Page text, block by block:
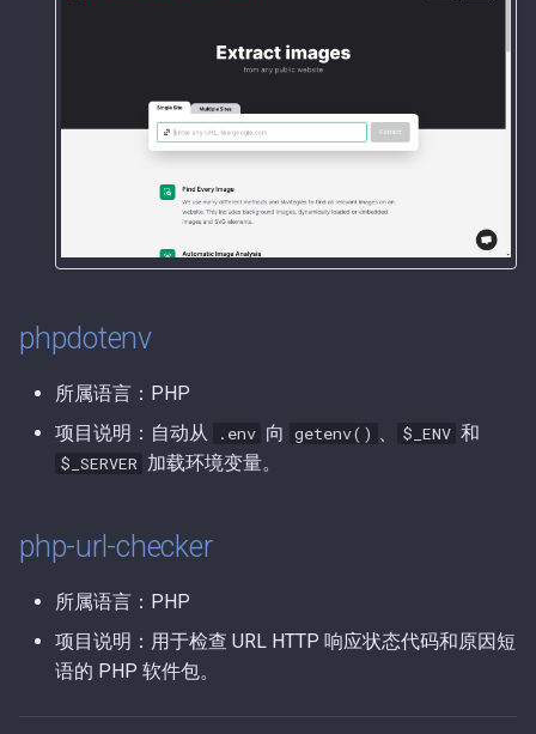
第41期（2025-08-12）.md
第40期（2025-07-31）.md
第39期（2025-07-28）.md
第38期（2025-07-20）.md
第37期（2025-07-18）.md
第36期（2025-06-30）.md
第35期（2025-06-26）.md
第34期（2025-06-19）.md
第32期（2025-06-04）.md
第31期（2025-05-29）.md
第30期（2025-05-28）.md
phpdotenv
所属语言：PHP
项目说明：自动从
.env 向 getenv() 、 $_ENV 和
$_SERVER 加载环境变量。
php-url-checker
所属语言：PHP
项目说明：用于检查 URL HTTP 响应状态代码和原因短
语的 PHP 软件包。